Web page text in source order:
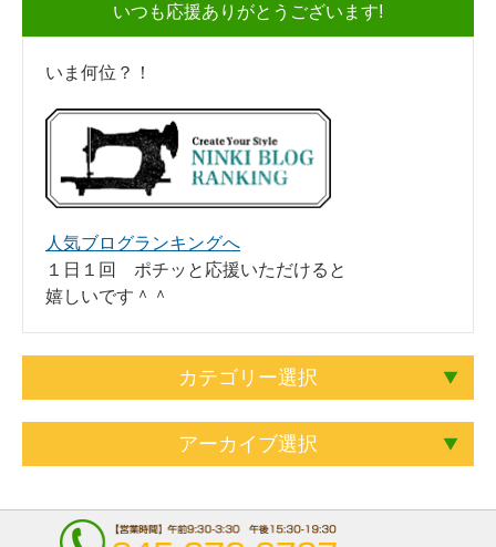
いつも応援ありがとうございます!
いま何位？！
人気ブログランキングへ
１日１回 ポチッと応援いただけると
嬉しいです＾＾
カテゴリー選択
アーカイブ選択